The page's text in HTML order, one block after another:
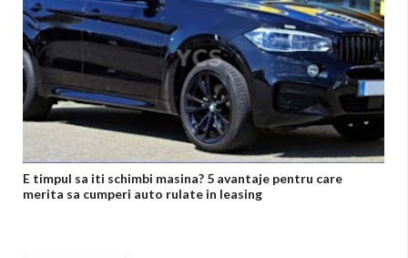
E timpul sa iti schimbi masina? 5 avantaje pentru care
merita sa cumperi auto rulate in leasing